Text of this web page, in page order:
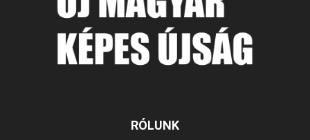
RÓLUNK